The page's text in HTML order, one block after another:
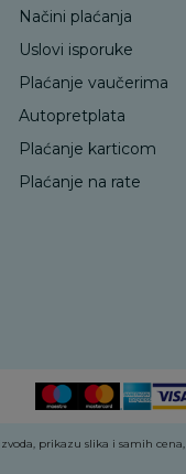
Načini plaćanja
Uslovi isporuke
Plaćanje vaučerima
Autopretplata
Plaćanje karticom
Plaćanje na rate
prikazu slika i samih